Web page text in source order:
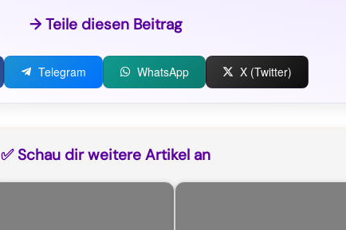
→ Teile diesen Beitrag
Telegram WhatsApp X (Twitter)
✅ Schau dir weitere Artikel an